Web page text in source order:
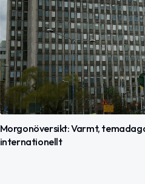
Morgonöversikt: Varmt,
internationellt